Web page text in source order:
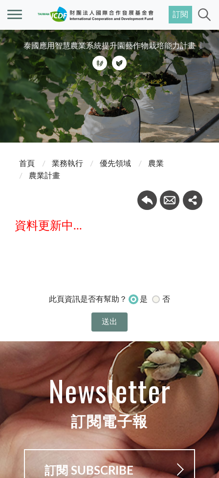
訂閱
泰國應用智慧農業系統提升園藝作物栽培能力計畫
首頁 業務執行 優先領域
農業
農業計畫
資料更新中...
此頁資訊是否有幫助？ 是 否
Newsletter
訂閱電子報
訂閱 SUBSCRIBE